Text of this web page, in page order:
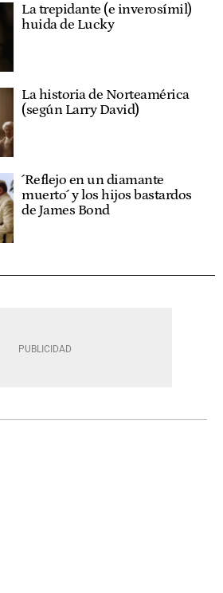
La trepidante (e inverosímil)
huida de Lucky
La historia de Norteamérica
(según Larry David)
´Reflejo en un diamante
muerto´ y los hijos bastardos
de James Bond